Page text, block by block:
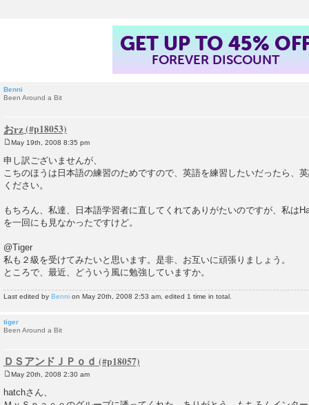
GET UP TO 45%
FOREVER DISCOUNT
Benni
Been Around a Bit
おrz
o
s
May 19th, 2008 8:35 pm
申し訳ございませんが、
こちのほうは日本語の練習のためですので、英語を練習したいだったら、
ください。
もちろん、私達、日本語学習者に直してくれてありがたいのですが、私は
を一回にも見なかったですけど。
@Tiger
私も２級を受けてみたいと思います。是非、お互いに頑張りましょう。
ところで、最近、どういう風に勉強していますか。
Last edited by Benni on May 20th, 2008 2:53 am, edited 1 time in total.
tiger
Been Around a Bit
ＤＳアンドＪＰｏｄ
o
s
May 20th, 2008 2:30 am
hatchさん、